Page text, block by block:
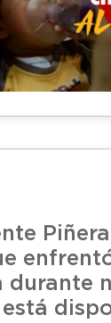
durante